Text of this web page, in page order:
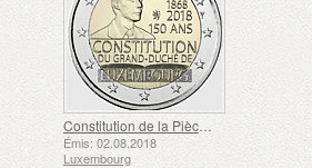
Constitution de la Pièce de 150 Ans
Émis: 02.08.2018
Luxembourg